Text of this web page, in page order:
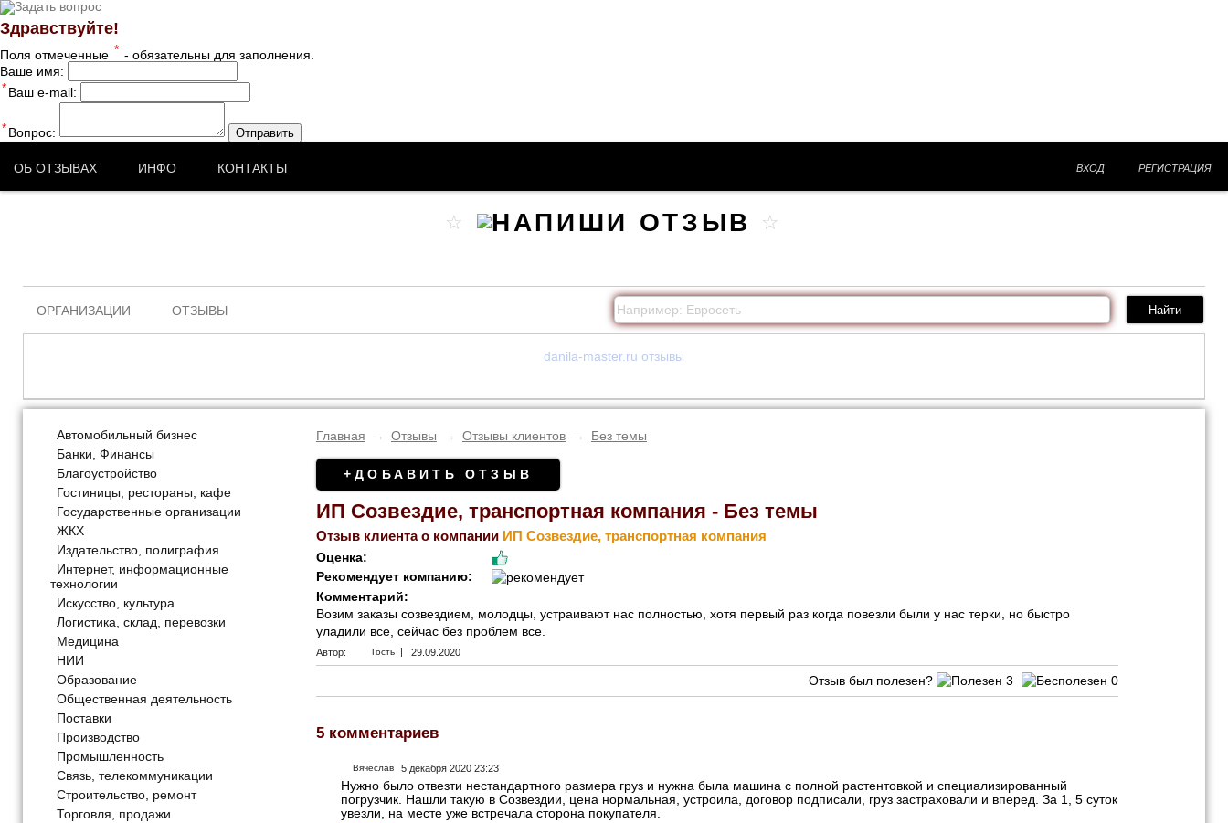
Здравствуйте!
Поля отмеченные * - обязательны для заполнения.
Ваше имя:
*Ваш e-mail:
*Вопрос: Отправить
ОБ ОТЗЫВАХ ИНФО КОНТАКТЫ ВХОД РЕГИСТРАЦИЯ
ОРГАНИЗАЦИИ ОТЗЫВЫ
danila-master.ru отзывы
Автомобильный бизнес
Банки, Финансы
Благоустройство
Гостиницы, рестораны, кафе
Государственные организации
ЖКХ
Издательство, полиграфия
Интернет, информационные
технологии
Искусство, культура
Логистика, склад, перевозки
Медицина
НИИ
Образование
Общественная деятельность
Поставки
Производство
Промышленность
Связь, телекоммуникации
Строительство, ремонт
Торговля, продажи
Главная → Отзывы → Отзывы клиентов → Без темы
+ДОБАВИТЬ ОТЗЫВ
ИП Созвездие, транспортная компания - Без темы
Отзыв клиента о компании ИП Созвездие, транспортная компания
Оценка:
Рекомендует компанию:
Комментарий:
Возим заказы созвездием, молодцы, устраивают нас полностью, хотя первый раз когда повезли были у нас терки, но быстро
уладили все, сейчас без проблем все.
Автор: Гость 29.09.2020
Отзыв был полезен? 3 0
5 комментариев
Вячеслав 5 декабря 2020 23:23
Нужно было отвезти нестандартного размера груз и нужна была машина с полной растентовкой и специализированный
погрузчик. Нашли такую в Созвездии, цена нормальная, устроила, договор подписали, груз застраховали и вперед. За 1, 5 суток
увезли, на месте уже встречала сторона покупателя.